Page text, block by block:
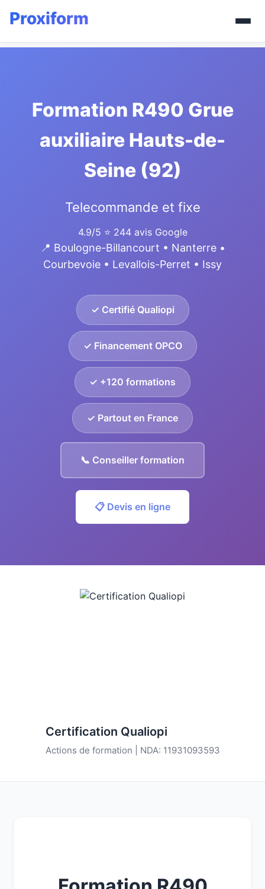
Formation R490 Grue
auxiliaire Hauts-de-
Seine (92)
Telecommande et fixe
4.9/5 ⭐ 244 avis Google
📍 Boulogne-Billancourt • Nanterre •
Courbevoie • Levallois-Perret • Issy
✓ Certifié Qualiopi
✓ Financement OPCO
✓ +120 formations
✓ Partout en France
📞 Conseiller formation
📋 Devis en ligne
Certification Qualiopi
Actions de formation | NDA: 11931093593